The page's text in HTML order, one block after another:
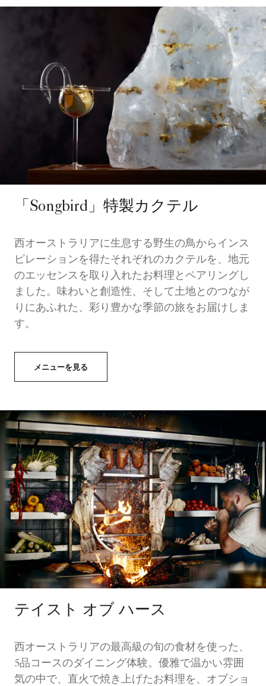
「Songbird」特製カクテル
西オーストラリアに生息する野生の鳥からインス
ピレーションを得たそれぞれのカクテルを、地元
のエッセンスを取り入れたお料理とペアリングし
ました。味わいと創造性、そして土地とのつなが
りにあふれた、彩り豊かな季節の旅をお届けしま
す。
メニューを見る
テイスト オブ ハース
西オーストラリアの最高級の旬の食材を使った、
5品コースのダイニング体験。優雅で温かい雰囲
気の中で、直火で焼き上げたお料理を、オプショ